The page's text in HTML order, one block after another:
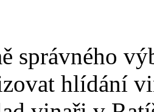
správného
hlídání